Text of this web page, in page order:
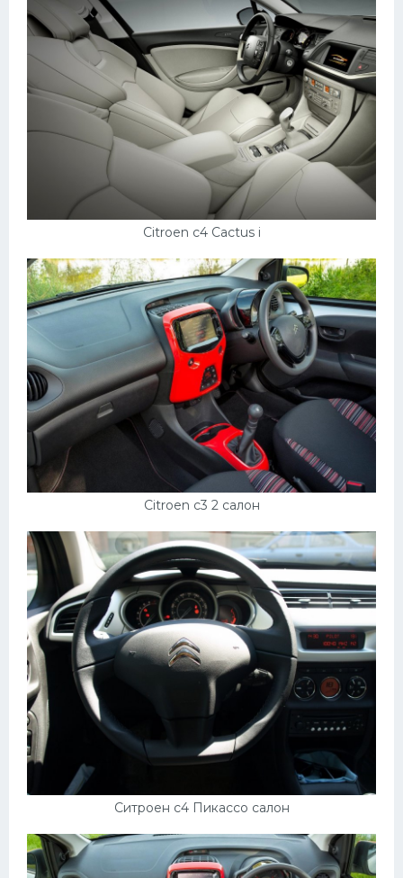
Citroen c4 Cactus i
Citroen c3 2 салон
Ситроен с4 Пикассо салон